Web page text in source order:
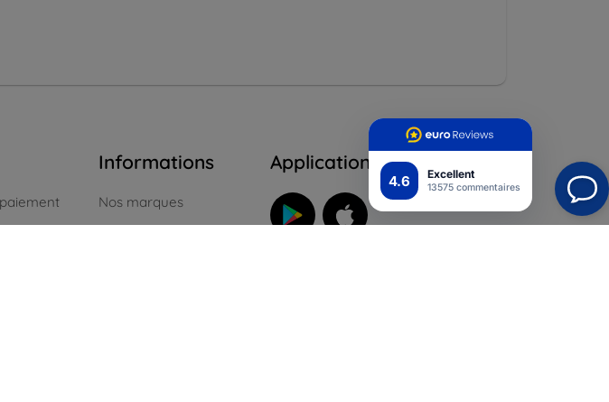
4.6 Excellent
13575 commentaires
Informations
Nos marques
Application mobile